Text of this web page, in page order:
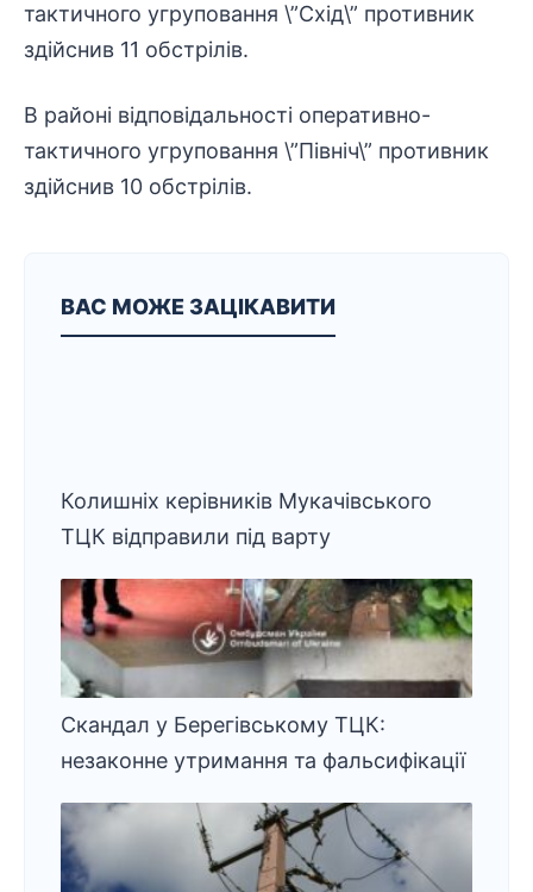
тактичного угруповання \”Схід\” противник
здійснив 11 обстрілів.
В районі відповідальності оперативно-
тактичного угруповання \”Північ\” противник
здійснив 10 обстрілів.
ВАС МОЖЕ ЗАЦІКАВИТИ
Колишніх керівників Мукачівського
ТЦК відправили під варту
Скандал у Берегівському ТЦК:
незаконне утримання та фальсифікації